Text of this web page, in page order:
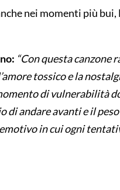
nei momenti più
“Con questa canzone
tossico e la
di vulnerabilità
andare avanti e il
in cui ogni